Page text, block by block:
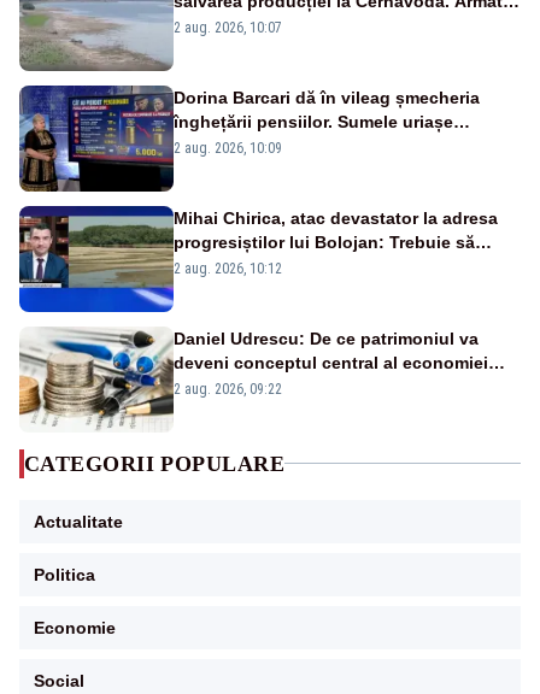
va detona o stâncă și va devia apa
2 aug. 2026, 10:07
Dorina Barcari dă în vileag șmecheria
înghețării pensiilor. Sumele uriașe
pierdute de fiecare român
2 aug. 2026, 10:09
Mihai Chirica, atac devastator la adresa
progresiștilor lui Bolojan: Trebuie să
protejăm și natura, dar nu șținem omaneii
2 aug. 2026, 10:12
Daniel Udrescu: De ce patrimoniul va
deveni conceptul central al economiei
viitoare?
2 aug. 2026, 09:22
CATEGORII POPULARE
Actualitate
Politica
Economie
Social